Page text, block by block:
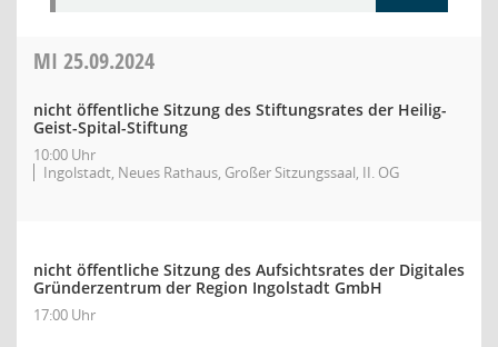
MI 25.09.2024
nicht öffentliche Sitzung des Stiftungsrates der Heilig-
Geist-Spital-Stiftung
10:00 Uhr
Ingolstadt, Neues Rathaus, Großer Sitzungssaal, II. OG
nicht öffentliche Sitzung des Aufsichtsrates der Digitales
Gründerzentrum der Region Ingolstadt GmbH
17:00 Uhr